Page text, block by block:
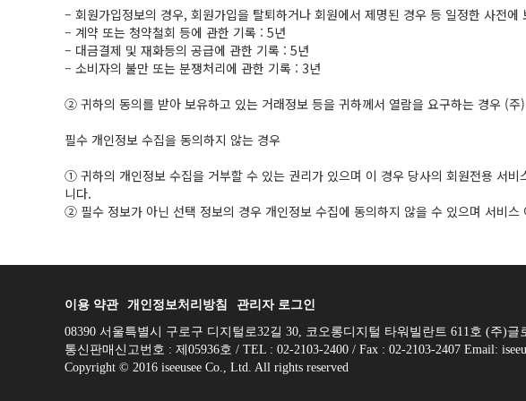
– 회원가입정보의 경우, 회원가입을 탈퇴하거나 회원에서 제명된 경우 등 일정한 사전
– 계약 또는 청약철회 등에 관한 기록 : 5년
– 대금결제 및 재화등의 공급에 관한 기록 : 5년
– 소비자의 불만 또는 분쟁처리에 관한 기록 : 3년
② 귀하의 동의를 받아 보유하고 있는 거래정보 등을 귀하께서 열람을 요구하는 경우 (
필수 개인정보 수집을 동의하지 않는 경우
① 귀하의 개인정보 수집을 거부할 수 있는 권리가 있으며 이 경우 당사의 회원전용 서
니다.
② 필수 정보가 아닌 선택 정보의 경우 개인정보 수집에 동의하지 않을 수 있으며 서비스
이용 약관 개인정보처리방침
관리자 로그인
08390 서울특별시 구로구 디지털로32길 30, 코오롱디지털 타워빌란트 611호 (주)
통신판매신고번호 : 제05936호 / TEL : 02-2103-2400 / Fax : 02-2103-2407 Email:
Copyright © 2016 iseeusee Co., Ltd. All rights reserved